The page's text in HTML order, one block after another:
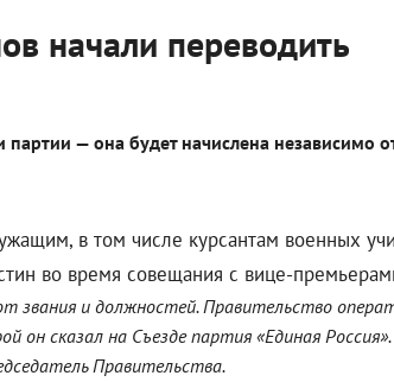
начали переводить
— она будет начислена независимо
в том числе курсантам военных
во время совещания с вице-
звания и должностей. Правительство
он сказал на Съезде партия «Единая
Правительства.